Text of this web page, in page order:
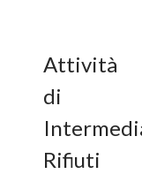
Attività
di
Rifiuti